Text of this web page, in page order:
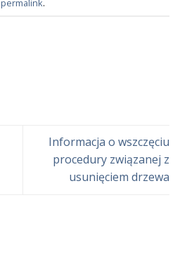
permalink.
Informacja o wszczęciu
procedury związanej z
usunięciem drzewa